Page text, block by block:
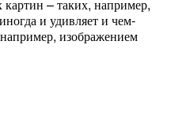
– таких, например,
и удивляет и чем-
изображением